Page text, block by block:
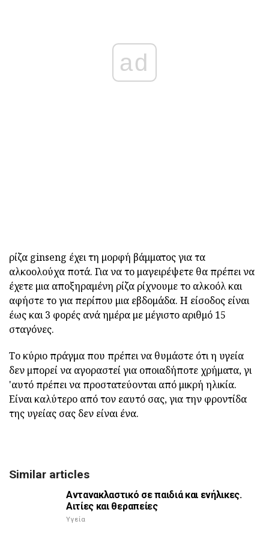
ad
ρίζα ginseng έχει τη μορφή βάμματος για τα
αλκοολούχα ποτά. Για να το μαγειρέψετε θα πρέπει να
έχετε μια αποξηραμένη ρίζα ρίχνουμε το αλκοόλ και
αφήστε το για περίπου μια εβδομάδα. Η είσοδος είναι
έως και 3 φορές ανά ημέρα με μέγιστο αριθμό 15
σταγόνες.
Το κύριο πράγμα που πρέπει να θυμάστε ότι η υγεία
δεν μπορεί να αγοραστεί για οποιαδήποτε χρήματα, γι
'αυτό πρέπει να προστατεύονται από μικρή ηλικία.
Είναι καλύτερο από τον εαυτό σας, για την φροντίδα
της υγείας σας δεν είναι ένα.
Similar articles
Αντανακλαστικό σε παιδιά και ενήλικες.
Αιτίες και θεραπείες
Υγεία